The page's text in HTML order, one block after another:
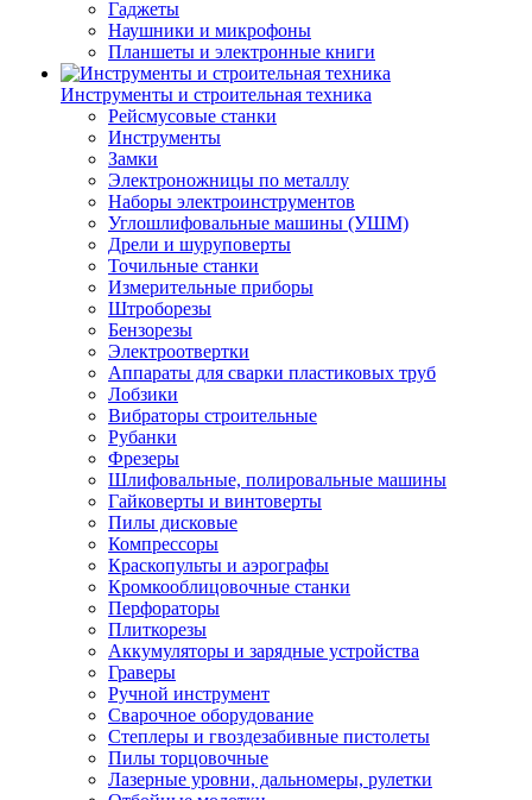
Гаджеты
Наушники и микрофоны
Планшеты и электронные книги
Инструменты и строительная техника
Рейсмусовые станки
Инструменты
Замки
Электроножницы по металлу
Наборы электроинструментов
Углошлифовальные машины (УШМ)
Дрели и шуруповерты
Точильные станки
Измерительные приборы
Штроборезы
Бензорезы
Электроотвертки
Аппараты для сварки пластиковых труб
Лобзики
Вибраторы строительные
Рубанки
Фрезеры
Шлифовальные, полировальные машины
Гайковерты и винтоверты
Пилы дисковые
Компрессоры
Краскопульты и аэрографы
Кромкооблицовочные станки
Перфораторы
Плиткорезы
Аккумуляторы и зарядные устройства
Граверы
Ручной инструмент
Сварочное оборудование
Степлеры и гвоздезабивные пистолеты
Пилы торцовочные
Лазерные уровни, дальномеры, рулетки